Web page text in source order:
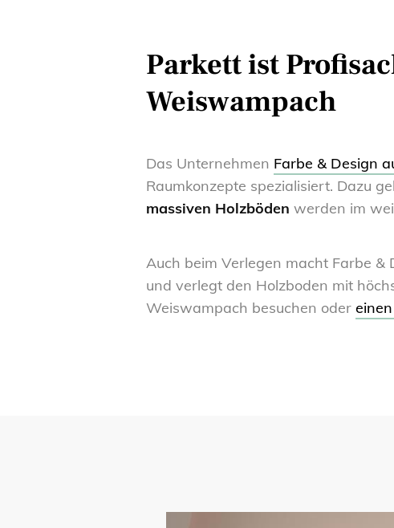
Parkett ist
Weiswampach
Das Unternehmen Farbe & Design
Raumkonzepte spezialisiert. Dazu
massiven Holzböden werden im
Auch beim Verlegen macht Farbe
und verlegt den Holzboden mit
Weiswampach besuchen oder